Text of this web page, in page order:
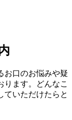
お口のお悩みや疑
ります。どんなこ
ていただけたらと